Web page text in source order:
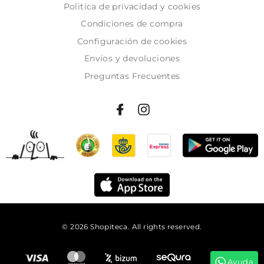
Politica de privacidad y cookies
Condiciones de compra
Configuración de cookies
Envíos y devoluciones
Preguntas Frecuentes
© 2026 Shopiteca. All rights reserved.
Ayuda